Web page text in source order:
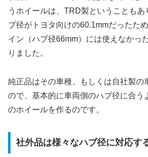
うホイールは、TRD製ということもあ
ブ径がトヨタ向けの60.1mmだったた
イン（ハブ径66mm）には使えなかっ
りました。
純正品はその車種、もしくは自社製の
ので、基本的に車両側のハブ径に合う
のホイールを作るのです。
社外品は様々なハブ径に対応す